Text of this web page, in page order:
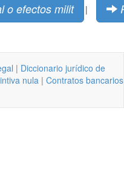
o efectos milit |
| Diccionario jurídico de
nula | Contratos bancarios